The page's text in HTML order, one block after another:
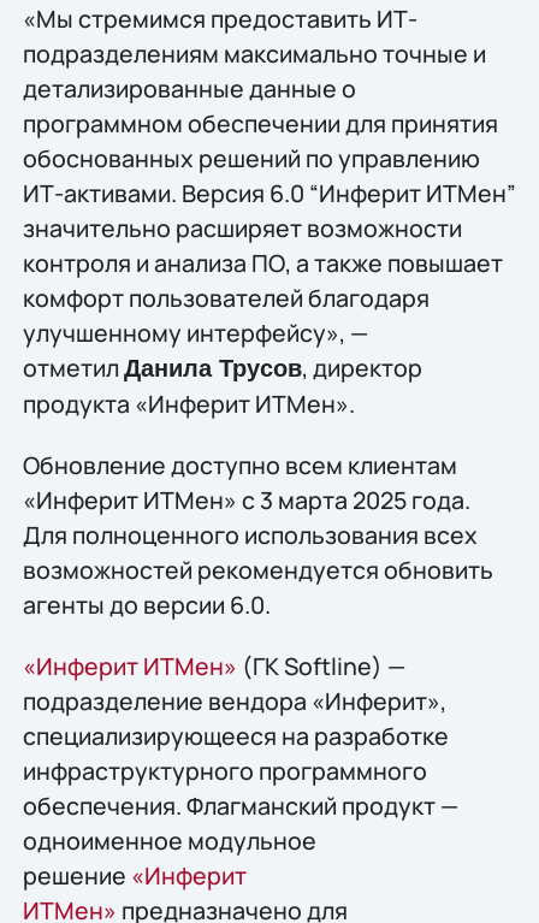
«Мы стремимся предоставить ИТ-
подразделениям максимально точные и
детализированные данные о
программном обеспечении для принятия
обоснованных решений по управлению
ИТ-активами. Версия 6.0 “Инферит ИТМен”
значительно расширяет возможности
контроля и анализа ПО, а также повышает
комфорт пользователей благодаря
улучшенному интерфейсу», —
отметил Данила Трусов, директор
продукта «Инферит ИТМен».
Обновление доступно всем клиентам
«Инферит ИТМен» с 3 марта 2025 года.
Для полноценного использования всех
возможностей рекомендуется обновить
агенты до версии 6.0.
«Инферит ИТМен» (ГК Softline) —
подразделение вендора «Инферит»,
специализирующееся на разработке
инфраструктурного программного
обеспечения. Флагманский продукт —
одноименное модульное
решение «Инферит
ИТМен» предназначено для